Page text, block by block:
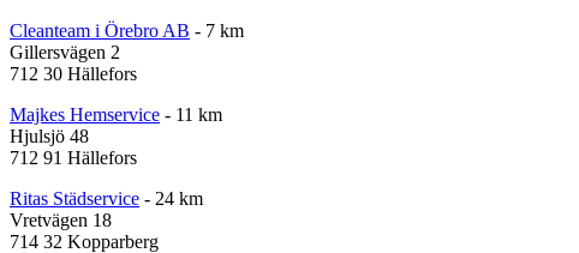
Cleanteam i Örebro AB - 7 km
Gillersvägen 2
712 30 Hällefors
Majkes Hemservice - 11 km
Hjulsjö 48
712 91 Hällefors
Ritas Städservice - 24 km
Vretvägen 18
714 32 Kopparberg